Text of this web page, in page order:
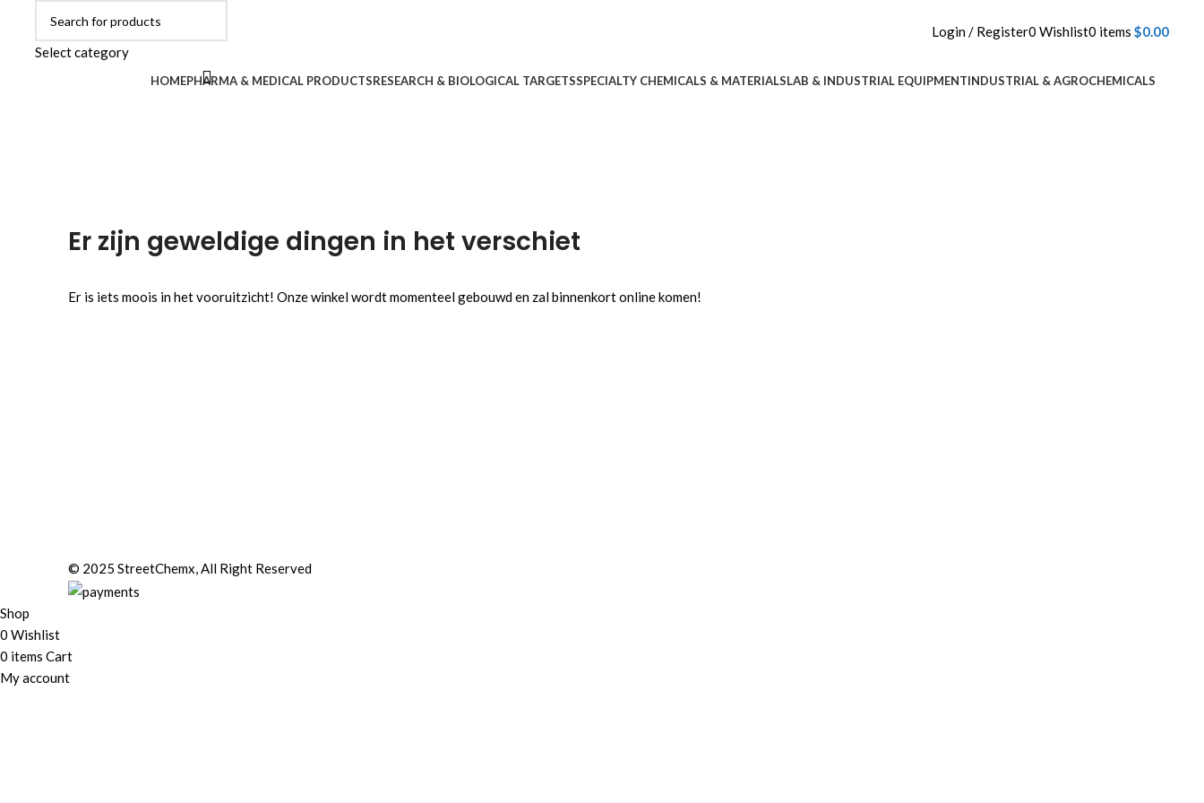
Select category
Login / Register0Wishlist0 items $0.00
HOMEPHARMA & MEDICAL PRODUCTSRESEARCH & BIOLOGICAL TARGETSSPECIALTY CHEMICALS & MATERIALSLAB & INDUSTRIAL EQUIPMENTINDUSTRIAL & AGROCHEMICALS
Er zijn geweldige dingen in het verschiet
Er is iets moois in het vooruitzicht! Onze winkel wordt momenteel gebouwd en zal binnenkort online komen!
© 2025 StreetChemx, All Right Reserved
Shop
0 Wishlist
0 items Cart
My account